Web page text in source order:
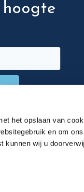
het opslaan van
en om
kunnen wij u